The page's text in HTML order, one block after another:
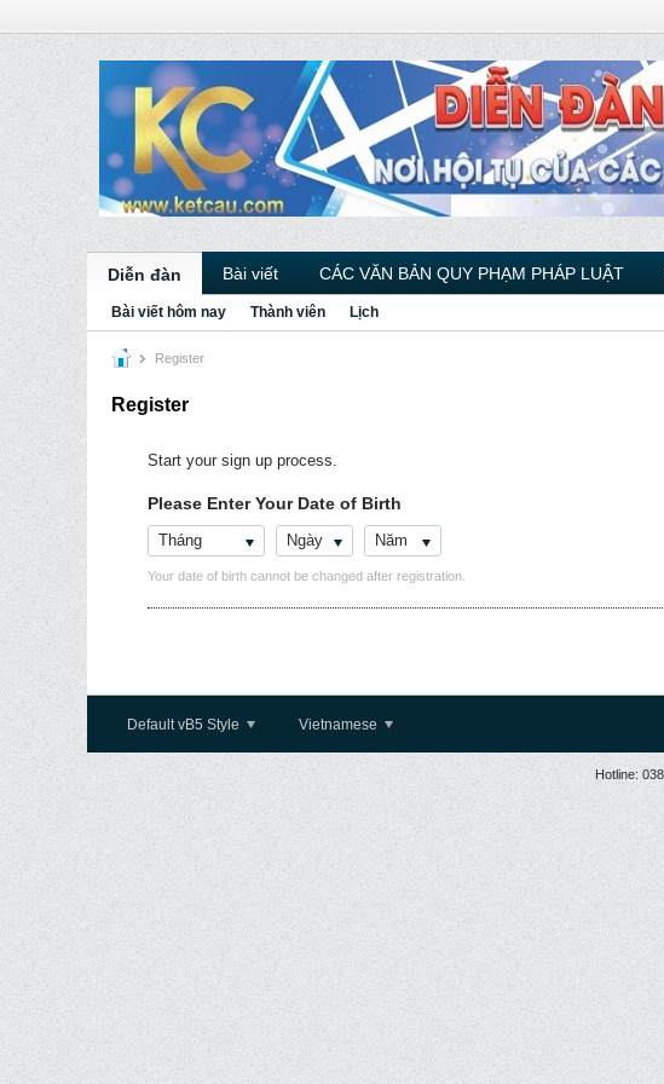
Diễn đàn Bài viết CÁC VĂN BẢN QUY PHẠM PHÁP LUẬT
Bài viết hôm nay Thành viên Lịch
Register
Register
Start your sign up process.
Please Enter Your Date of Birth
Tháng Ngày Năm
Your date of birth cannot be changed after registration.
Default vB5 Style Vietnamese
Hotline: